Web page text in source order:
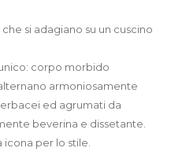
si adagiano su un cuscino
corpo morbido
armoniosamente
ed agrumati da
beverina e dissetante.
icona per lo stile.